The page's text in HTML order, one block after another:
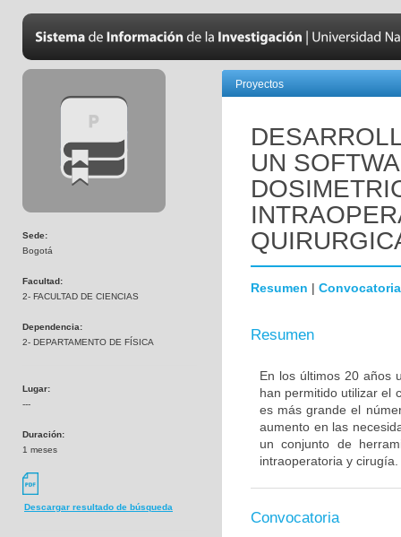
Sede:
Bogotá
Facultad:
2- FACULTAD DE CIENCIAS
Dependencia:
2- DEPARTAMENTO DE FÍSICA
Lugar:
---
Duración:
1 meses
Descargar resultado de búsqueda
Proyectos
UN
Resumen | Convocatoria
Resumen
En los últimos 20 años
han permitido utilizar el
es más grande el
aumento en las
un conjunto de
intraoperatoria y cirugía.
Convocatoria